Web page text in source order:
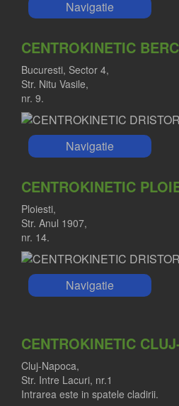
Navigatie
CENTROKINETIC
Bucuresti, Sector 4,
Str. Nitu Vasile,
nr. 9.
Navigatie
CENTROKINETIC
Ploiesti,
Str. Anul 1907,
nr. 14.
Navigatie
CENTROKINETIC
Cluj-Napoca,
Str. Intre Lacuri, nr.1
Intrarea este in spatele cladirii.